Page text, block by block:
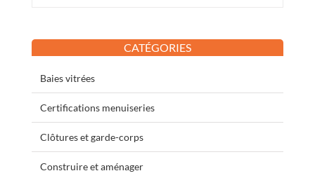
CATÉGORIES
Baies vitrées
Certifications menuiseries
Clôtures et garde-corps
Construire et aménager